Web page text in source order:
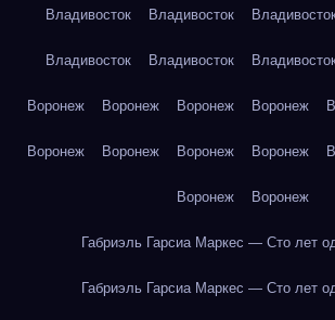
Владивосток Владивосток
Владивосток Владивосток
Воронеж Воронеж Воронеж Воронеж
Воронеж Воронеж Воронеж Воронеж
Воронеж Воронеж
Габриэль Гарсиа Маркес — Сто лет
Габриэль Гарсиа Маркес — Сто лет